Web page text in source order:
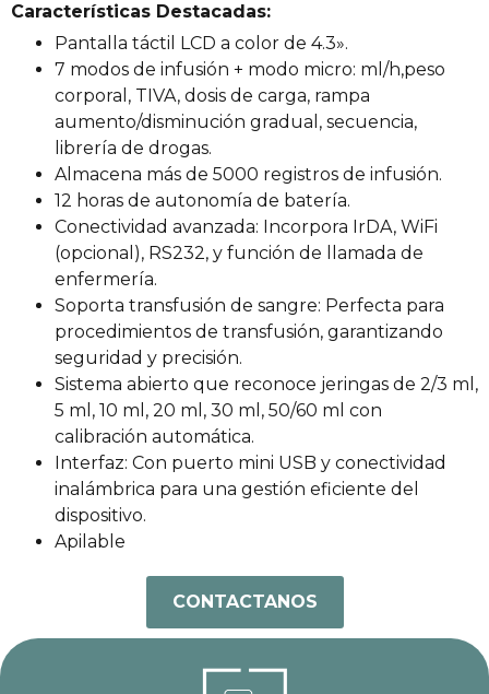
Características Destacadas:
Pantalla táctil LCD a color de 4.3».
7 modos de infusión + modo micro: ml/h,peso
corporal, TIVA, dosis de carga, rampa
aumento/disminución gradual, secuencia,
librería de drogas.
Almacena más de 5000 registros de infusión.
12 horas de autonomía de batería.
Conectividad avanzada: Incorpora IrDA, WiFi
(opcional), RS232, y función de llamada de
enfermería.
Soporta transfusión de sangre: Perfecta para
procedimientos de transfusión, garantizando
seguridad y precisión.
Sistema abierto que reconoce jeringas de 2/3 ml,
5 ml, 10 ml, 20 ml, 30 ml, 50/60 ml con
calibración automática.
Interfaz: Con puerto mini USB y conectividad
inalámbrica para una gestión eficiente del
dispositivo.
Apilable
CONTACTANOS